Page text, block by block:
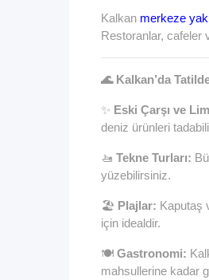
Kalkan merkeze
Restoranlar, cafeler
🌊 Kalkan’da
✨ Eski Çarşı ve
deniz ürünleri
🚤 Tekne Turları:
yüzebilirsiniz.
🏖️ Plajlar: Kaputaş
için idealdir.
🍽️ Gastronomi:
mahsullerine kadar